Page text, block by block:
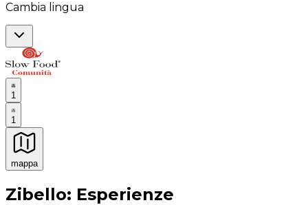
Cambia lingua
1
1
mappa
Esperienze culinarie indimenticabili: Esperienze
Zibello: Esperienze